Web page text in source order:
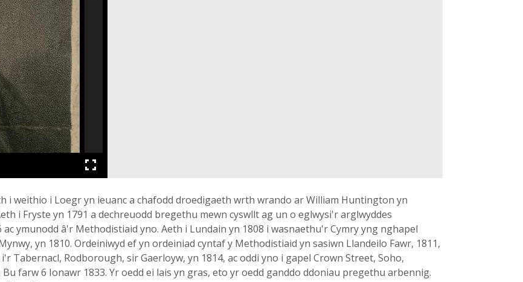
i weithio i Loegr yn ieuanc a chafodd droedigaeth wrth wrando ar William Huntington yn
i Fryste yn 1791 a dechreuodd bregethu mewn cyswllt ag un o eglwysi'r arglwyddes
ymunodd â'r Methodistiaid yno. Aeth i Lundain yn 1808 i wasnaethu'r Cymry yng nghapel
yn 1810. Ordeiniwyd ef yn ordeiniad cyntaf y Methodistiaid yn sasiwn Llandeilo Fawr, 1811,
Tabernacl, Rodborough, sir Gaerloyw, yn 1814, ac oddi yno i gapel Crown Street, Soho,
farw 6 Ionawr 1833. Yr oedd ei lais yn gras, eto yr oedd ganddo ddoniau pregethu arbennig.